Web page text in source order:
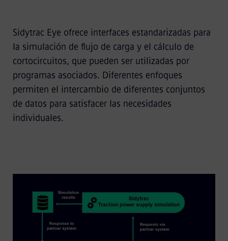
Sidytrac Eye ofrece interfaces estandarizadas para
la simulación de flujo de carga y el cálculo de
cortocircuitos, que pueden ser utilizadas por
programas asociados. Diferentes enfoques
permiten el intercambio de diferentes conjuntos
de datos para satisfacer las necesidades
individuales.